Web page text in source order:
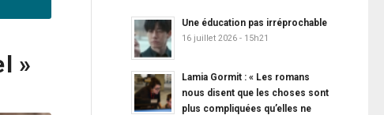
»
Une éducation pas irréprochable
16 juillet 2026 - 15h21
Lamia Gormit : « Les romans
nous disent que les choses sont
plus compliquées qu’elles ne